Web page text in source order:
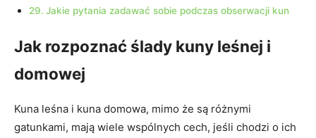
Jakie pytania zadawać sobie podczas obserwacji kun
Jak rozpoznać ślady kuny leśnej i
domowej
Kuna leśna i kuna domowa, mimo że są różnymi
gatunkami, mają wiele wspólnych cech, jeśli chodzi o ich